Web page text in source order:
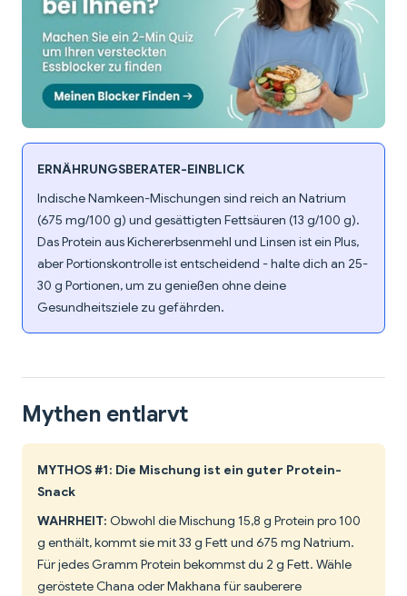
ERNÄHRUNGSBERATER-EINBLICK
Indische Namkeen-Mischungen sind reich an Natrium
(675 mg/100 g) und gesättigten Fettsäuren (13 g/100 g).
Das Protein aus Kichererbsenmehl und Linsen ist ein Plus,
aber Portionskontrolle ist entscheidend - halte dich an 25-
30 g Portionen, um zu genießen ohne deine
Gesundheitsziele zu gefährden.
Mythen entlarvt
MYTHOS #1: Die Mischung ist ein guter Protein-
Snack
WAHRHEIT: Obwohl die Mischung 15,8 g Protein pro 100
g enthält, kommt sie mit 33 g Fett und 675 mg Natrium.
Für jedes Gramm Protein bekommst du 2 g Fett. Wähle
geröstete Chana oder Makhana für sauberere